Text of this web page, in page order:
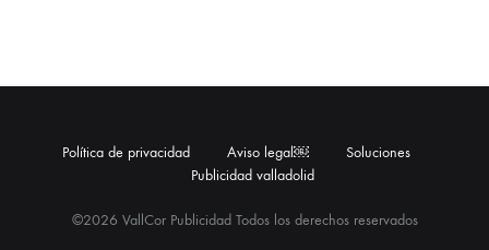
©2026 VallCor Publicidad Todos los derechos reservados
Política de privacidad Aviso legal￼
Soluciones
Publicidad valladolid